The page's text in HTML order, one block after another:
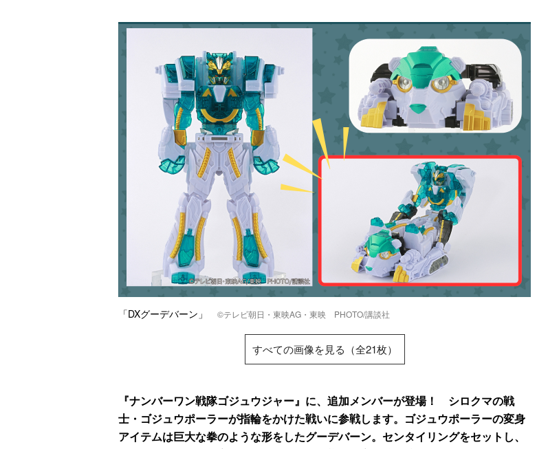
「DXグーデバーン」 ©テレビ朝日・東映AG・東映 PHOTO/講談社
すべての画像を見る（全21枚）
『ナンバーワン戦隊ゴジュウジャー』に、追加メンバーが登場！ シロクマの戦
士・ゴジュウポーラーが指輪をかけた戦いに参戦します。ゴジュウポーラーの変身
アイテムは巨大な拳のような形をしたグーデバーン。センタイリングをセットし、